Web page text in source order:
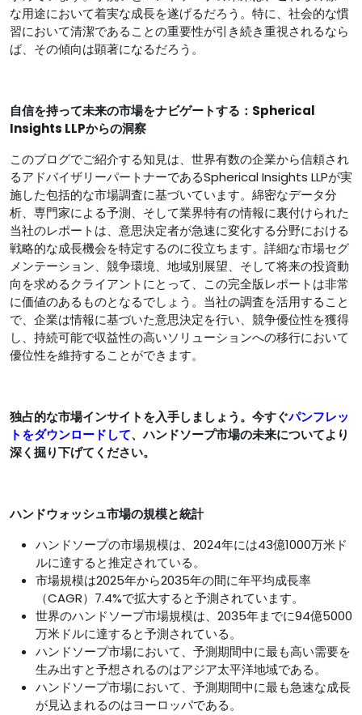
な用途において着実な成長を遂げるだろう。特に、社会的な慣
習において清潔であることの重要性が引き続き重視されるなら
ば、その傾向は顕著になるだろう。
自信を持って未来の市場をナビゲートする：Spherical
Insights LLPからの洞察
このブログでご紹介する知見は、世界有数の企業から信頼され
るアドバイザリーパートナーであるSpherical Insights LLPが実
施した包括的な市場調査に基づいています。綿密なデータ分
析、専門家による予測、そして業界特有の情報に裏付けられた
当社のレポートは、意思決定者が急速に変化する分野における
戦略的な成長機会を特定するのに役立ちます。詳細な市場セグ
メンテーション、競争環境、地域別展望、そして将来の投資動
向を求めるクライアントにとって、この完全版レポートは非​​常
に価値のあるものとなるでしょう。当社の調査を活用すること
で、企業は情報に基づいた意思決定を行い、競争優位性を獲得
し、持続可能で収益性の高いソリューションへの移行において
優位性を維持することができます。
独占的な市場インサイトを入手しましょう。今すぐパンフレッ
トをダウンロードして、ハンドソープ市場の未来についてより
深く掘り下げてください。
ハンドウォッシュ市場の規模と統計
ハンドソープの市場規模は、2024年には43億1000万米ド
ルに達すると推定されている。
市場規模は2025年から2035年の間に年平均成長率
（CAGR）7.4%で拡大すると予測されています。
世界のハンドソープ市場規模は、2035年までに94億5000
万米ドルに達すると予測されている。
ハンドソープ市場において、予測期間中に最も高い需要を
生み出すと予想されるのはアジア太平洋地域である。
ハンドソープ市場において、予測期間中に最も急速な成長
が見込まれるのはヨーロッパである。